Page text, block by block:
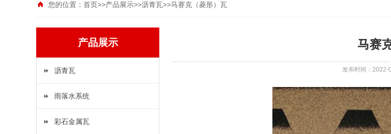
您的位置： 首页>>产品展示>>沥青瓦>>马赛克（菱形）瓦
产品展示
沥青瓦
雨落水系统
彩石金属瓦
马赛
发布时间：2022-